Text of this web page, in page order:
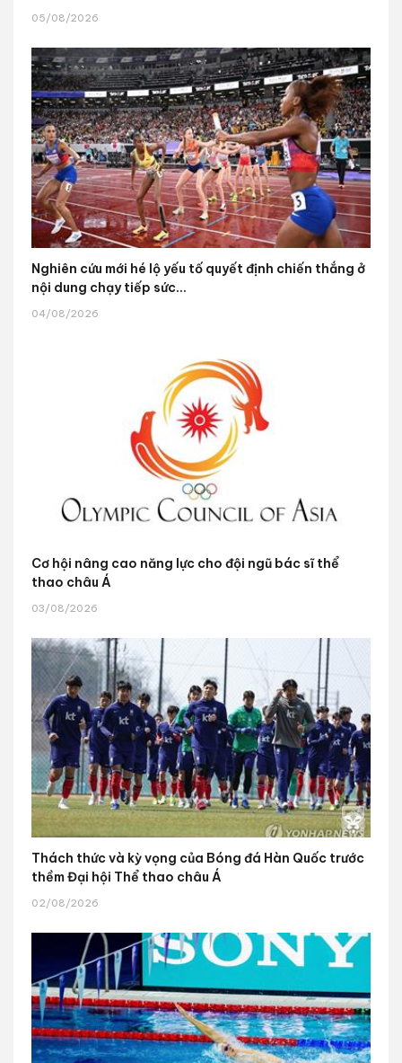
05/08/2026
Nghiên cứu mới hé lộ yếu tố quyết định chiến thắng ở
nội dung chạy tiếp sức...
04/08/2026
Cơ hội nâng cao năng lực cho đội ngũ bác sĩ thể
thao châu Á
03/08/2026
Thách thức và kỳ vọng của Bóng đá Hàn Quốc trước
thềm Đại hội Thể thao châu Á
02/08/2026